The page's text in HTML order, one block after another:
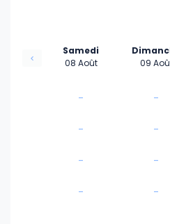
Samedi
08 Août
-
-
-
-
09
-
-
-
-